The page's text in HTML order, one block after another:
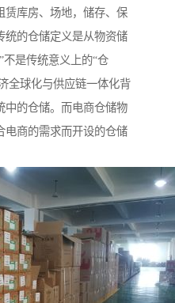
赁库房、场地，储存、保
统的仓储定义是从物资储
是传统意义上的“仓
全球化与供应链一体化背
中的仓储。而电商仓储物
电商的需求而开设的仓储